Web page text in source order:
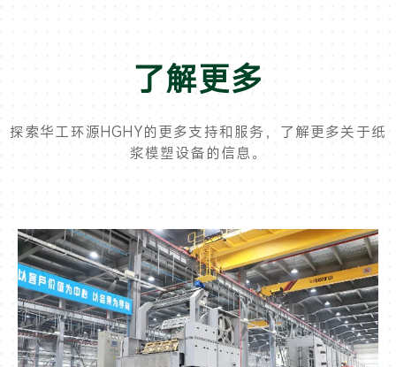
了解更多
探索华工环源HGHY的更多支持和服务，了解更多关于纸
浆模塑设备的信息。